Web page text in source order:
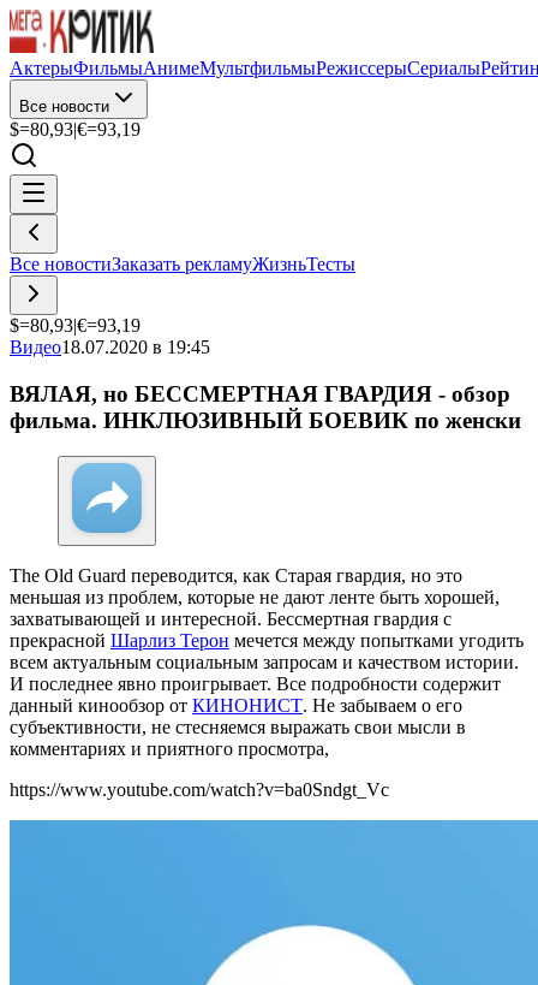
АктерыФильмыАнимеМультфильмыРежиссерыСериалы
Все новости
$=80,93|€=93,19
Все новостиЗаказать рекламуЖизньТесты
$=80,93|€=93,19
Видео18.07.2020 в 19:45
ВЯЛАЯ, но БЕССМЕРТНАЯ ГВАРДИЯ - обзор
фильма. ИНКЛЮЗИВНЫЙ БОЕВИК по женски
The Old Guard переводится, как Старая гвардия, но это
меньшая из проблем, которые не дают ленте быть хорошей,
захватывающей и интересной. Бессмертная гвардия с
прекрасной Шарлиз Терон мечется между попытками угодить
всем актуальным социальным запросам и качеством истории.
И последнее явно проигрывает. Все подробности содержит
данный кинообзор от КИНОНИСТ. Не забываем о его
субъективности, не стесняемся выражать свои мысли в
комментариях и приятного просмотра,
https://www.youtube.com/watch?v=ba0Sndgt_Vc